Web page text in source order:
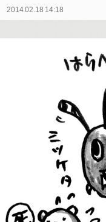
2014.02.18 14:18